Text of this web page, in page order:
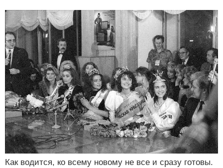
Как водится, ко всему новому не все и сразу готовы.